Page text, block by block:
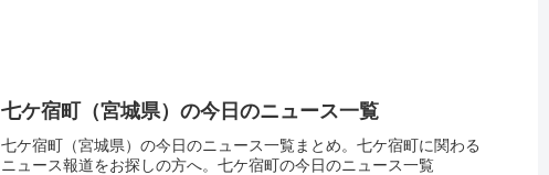
七ケ宿町（宮城県）の今日のニュース一覧
七ケ宿町（宮城県）の今日のニュース一覧まとめ。七ケ宿町に関わる
ニュース報道をお探しの方へ。七ケ宿町の今日のニュース一覧